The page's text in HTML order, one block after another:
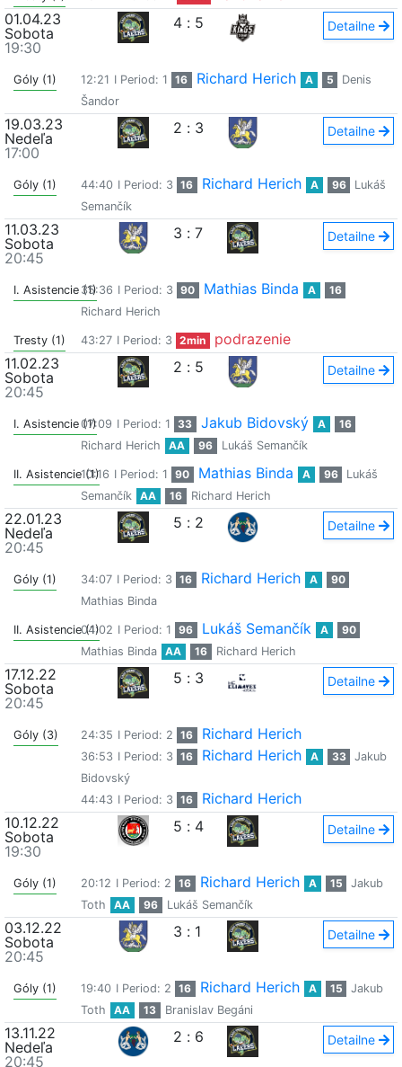
01.04.23
Sobota
19:30
4 : 5 Detailne
Góly (1) 12:21 I Period: 1 16 Richard Herich A 5
Denis
Šandor
19.03.23
Nedeľa
17:00
2 : 3 Detailne
Góly (1) 44:40 I Period: 3 16 Richard Herich A 96
Lukáš
Semančík
11.03.23
Sobota
20:45
3 : 7 Detailne
I. Asistencie (1)35:36 I Period: 3 90 Mathias Binda A
16
Richard Herich
Tresty (1) 43:27 I Period: 3 2min
podrazenie
11.02.23
Sobota
20:45
2 : 5 Detailne
I. Asistencie (1)07:09 I Period: 1 33 Jakub Bidovský A
16
Richard Herich
AA 96 Lukáš Semančík
II. Asistencie (1)
10:16 I Period: 1 90 Mathias Binda A 96
Lukáš
Semančík
AA 16 Richard Herich
22.01.23
Nedeľa
20:45
5 : 2 Detailne
Góly (1) 34:07 I Period: 3 16 Richard Herich A
90
Mathias Binda
II. Asistencie (1)
04:02 I Period: 1 96 Lukáš Semančík A
90
Mathias Binda
AA 16 Richard Herich
17.12.22
Sobota
20:45
5 : 3 Detailne
Góly (3) 24:35 I Period: 2 16 Richard Herich
36:53 I Period: 3 16 Richard Herich A 33
Jakub
Bidovský
44:43 I Period: 3 16
Richard Herich
10.12.22
Sobota
19:30
5 : 4 Detailne
Góly (1) 20:12 I Period: 2 16 Richard Herich A 15
Jakub
Toth
AA 96 Lukáš Semančík
03.12.22
Sobota
20:45
3 : 1 Detailne
Góly (1) 19:40 I Period: 2 16 Richard Herich A 15
Jakub
Toth
AA 13 Branislav Begáni
13.11.22
Nedeľa
20:45
2 : 6 Detailne